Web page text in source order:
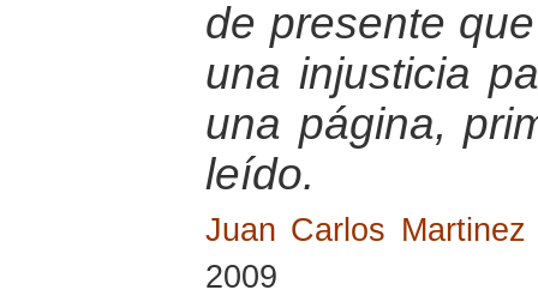
de presente
una injusticia
una página,
leído.
Juan Carlos Martinez
2009